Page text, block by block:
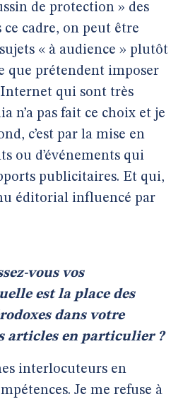
de protection » des
cadre, on peut être
« à audience » plutôt
que prétendent imposer
qui sont très
n’a pas fait ce choix et je
c’est par la mise en
ou d’événements qui
publicitaires. Et qui,
éditorial influencé par
vous vos
est la place des
dans votre
articles en particulier ?
interlocuteurs en
Je me refuse à